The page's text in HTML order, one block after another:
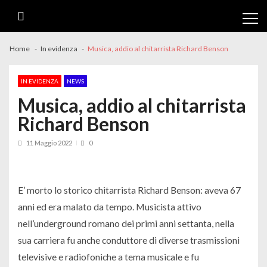
Home In evidenza Musica, addio al chitarrista Richard Benson
IN EVIDENZA NEWS
Musica, addio al chitarrista
Richard Benson
11 Maggio 2022 0
E’ morto lo storico chitarrista Richard Benson: aveva 67
anni ed era malato da tempo. Musicista attivo
nell’underground romano dei primi anni settanta, nella
sua carriera fu anche conduttore di diverse trasmissioni
televisive e radiofoniche a tema musicale e fu